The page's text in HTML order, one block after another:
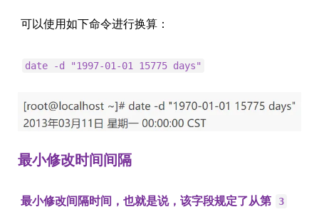
可以使用如下命令进行换算：
date -d "1997-01-01 15775 days"
最小修改时间间隔
最小修改间隔时间，也就是说，该字段规定了从第 3